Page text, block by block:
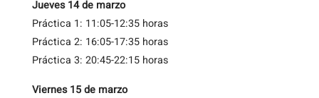
Jueves 14 de marzo
Práctica 1: 11:05-12:35 horas
Práctica 2: 16:05-17:35 horas
Práctica 3: 20:45-22:15 horas
Viernes 15 de marzo